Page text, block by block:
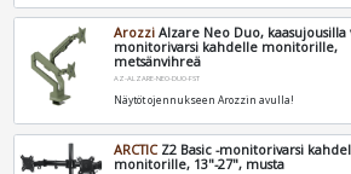
Arozzi Alzare Neo Duo,
monitorivarsi kahdelle monitorille,
metsänvihreä
AZ-ALZARE-NEO-DUO-FST
Näytöt ojennukseen Arozzin avulla!
ARCTICZ2 Basic -monitorivarsi
monitorille, 13"-27", musta